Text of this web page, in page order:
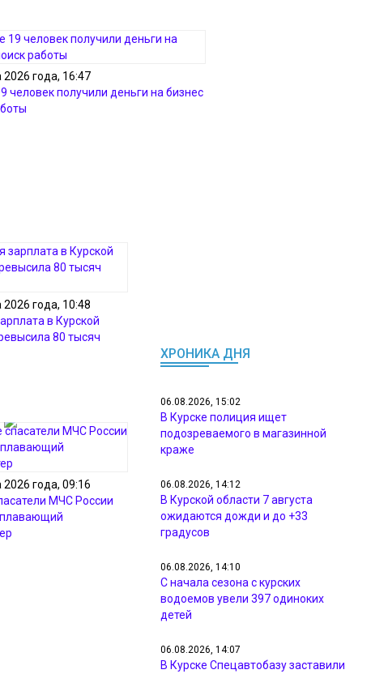
2026 года, 16:47
человек получили деньги на бизнес
2026 года, 10:48
в Курской
80 тысяч
2026 года, 09:16
МЧС России
ХРОНИКА ДНЯ
06.08.2026, 15:02
В Курске полиция ищет
подозреваемого в магазинной
краже
06.08.2026, 14:12
В Курской области 7 августа
ожидаются дожди и до +33
градусов
06.08.2026, 14:10
С начала сезона с курских
водоемов увели 397 одиноких
детей
06.08.2026, 14:07
В Курске Спецавтобазу заставили